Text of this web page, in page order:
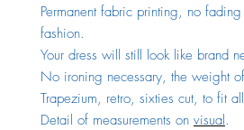
Permanent fabric printing, no
fashion.
Your dress will still look like brand
No ironing necessary, the weight
Trapezium, retro, sixties cut, to fit
Detail of measurements on visual.